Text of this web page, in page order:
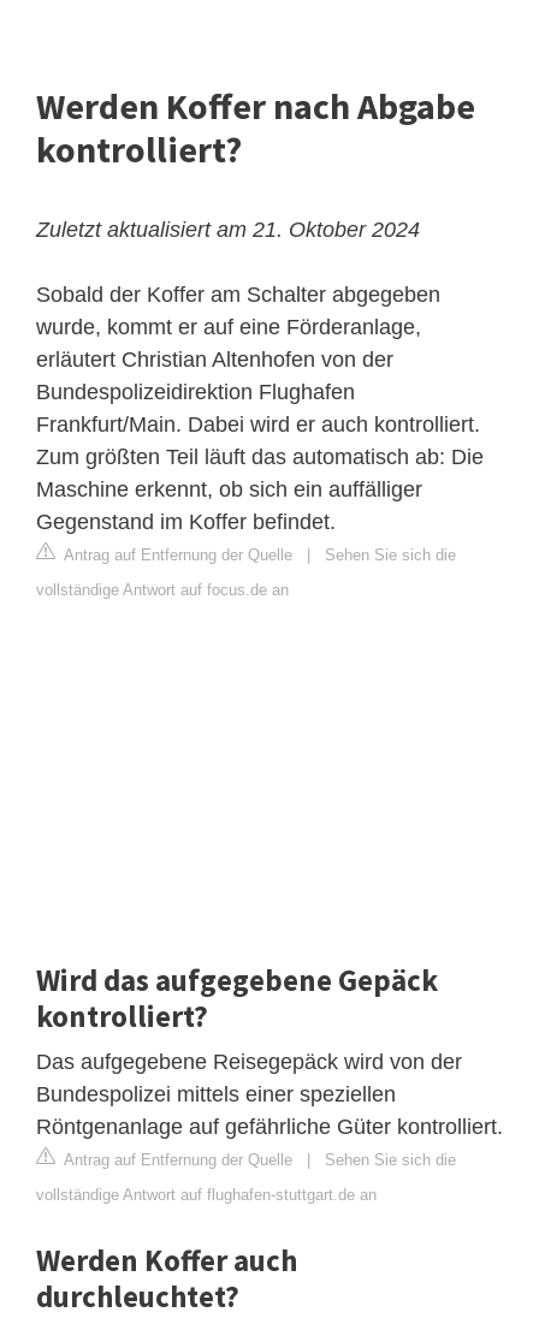
Werden Koffer nach Abgabe
kontrolliert?
Zuletzt aktualisiert am 21. Oktober 2024
Sobald der Koffer am Schalter abgegeben
wurde, kommt er auf eine Förderanlage,
erläutert Christian Altenhofen von der
Bundespolizeidirektion Flughafen
Frankfurt/Main. Dabei wird er auch kontrolliert.
Zum größten Teil läuft das automatisch ab: Die
Maschine erkennt, ob sich ein auffälliger
Gegenstand im Koffer befindet.
Antrag auf Entfernung der Quelle
Sehen Sie sich die
vollständige Antwort auf focus.de an
Wird das aufgegebene Gepäck
kontrolliert?
Das aufgegebene Reisegepäck wird von der
Bundespolizei mittels einer speziellen
Röntgenanlage auf gefährliche Güter kontrolliert.
Antrag auf Entfernung der Quelle
Sehen Sie sich die
vollständige Antwort auf flughafen-stuttgart.de an
Werden Koffer auch
durchleuchtet?